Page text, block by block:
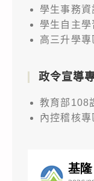
學生事務資
學生自主學
高三升學專
政令宣導
教育部108
內控稽核專